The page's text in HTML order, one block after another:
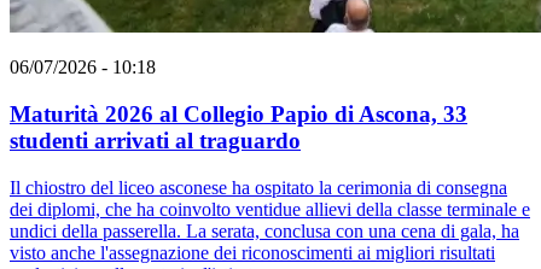
06/07/2026 - 10:18
Maturità 2026 al Collegio Papio di Ascona, 33
studenti arrivati al traguardo
Il chiostro del liceo asconese ha ospitato la cerimonia di consegna
dei diplomi, che ha coinvolto ventidue allievi della classe terminale e
undici della passerella. La serata, conclusa con una cena di gala, ha
visto anche l'assegnazione dei riconoscimenti ai migliori risultati